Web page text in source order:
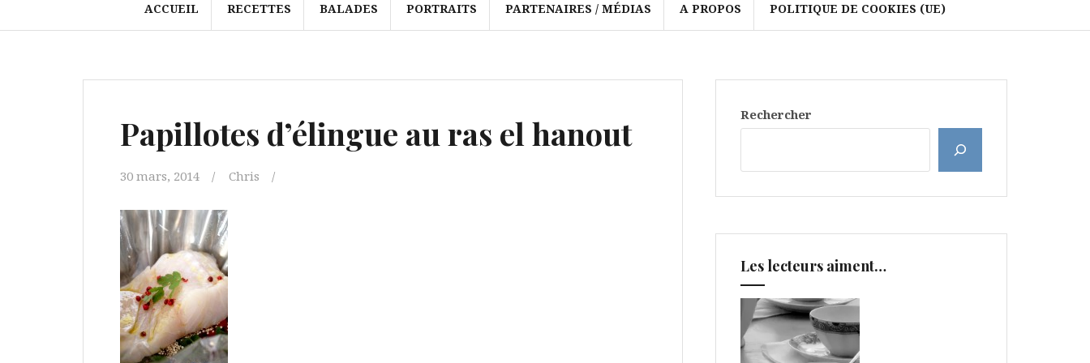
ACCUEIL RECETTES BALADES PORTRAITS PARTENAIRES / MÉDIAS A PROPOS POLITIQUE DE COOKIES (UE)
Papillotes d’élingue au ras el hanout
30 mars, 2014 Chris
Rechercher
Les lecteurs aiment…